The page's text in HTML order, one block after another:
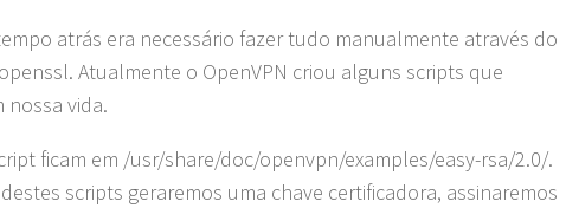
atrás era necessário fazer tudo manualmente através do
Atualmente o OpenVPN criou alguns scripts que
nossa vida.
ficam em /usr/share/doc/openvpn/examples/easy-rsa/2.0/.
scripts geraremos uma chave certificadora, assinaremos